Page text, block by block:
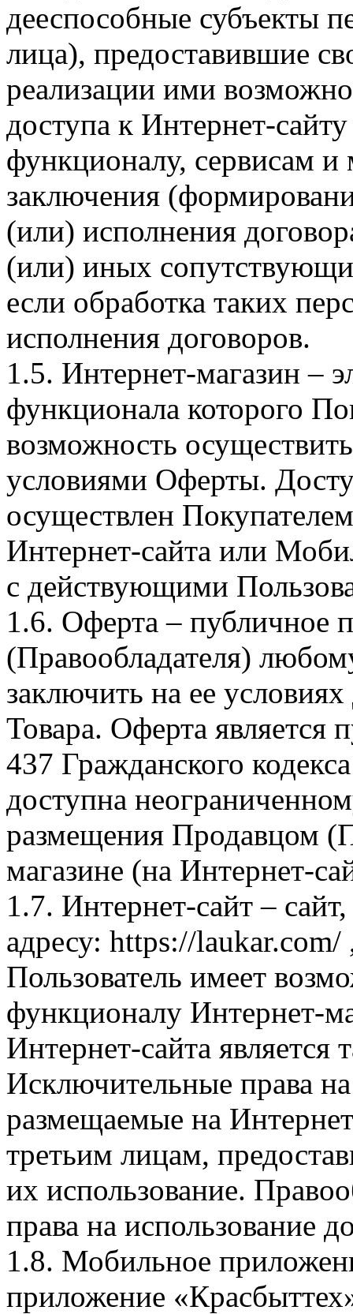
дееспособные субъекты
лица), предоставившие
реализации ими
доступа к Интернет-
функционалу, сервисам и
заключения
(или) исполнения
(или) иных
если обработка таких
исполнения договоров.
1.5. Интернет-магазин –
функционала которого
возможность
условиями Оферты.
осуществлен
Интернет-сайта или
с действующими
1.6. Оферта – публичное
(Правообладателя)
заключить на ее
Товара. Оферта является
437 Гражданского
доступна
размещения Продавцом
магазине (на Интернет-
1.7. Интернет-сайт –
адресу: https://laukar.com/
Пользователь имеет
функционалу Интернет-
Интернет-сайта
Исключительные права
размещаемые на
третьим лицам,
их использование.
права на использование
1.8. Мобильное
приложение